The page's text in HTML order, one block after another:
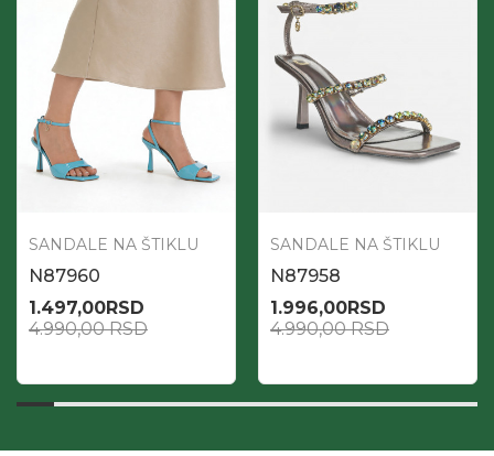
SANDALE NA ŠTIKLU
N87960
1.497,00RSD
4.990,00RSD
SANDALE NA ŠTIKLU
N87958
1.996,00RSD
4.990,00RSD